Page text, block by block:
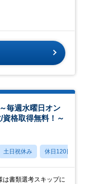
毎週水曜日オン
格取得無料！～
土日祝休み 休日120日以上
書類選考スキップに